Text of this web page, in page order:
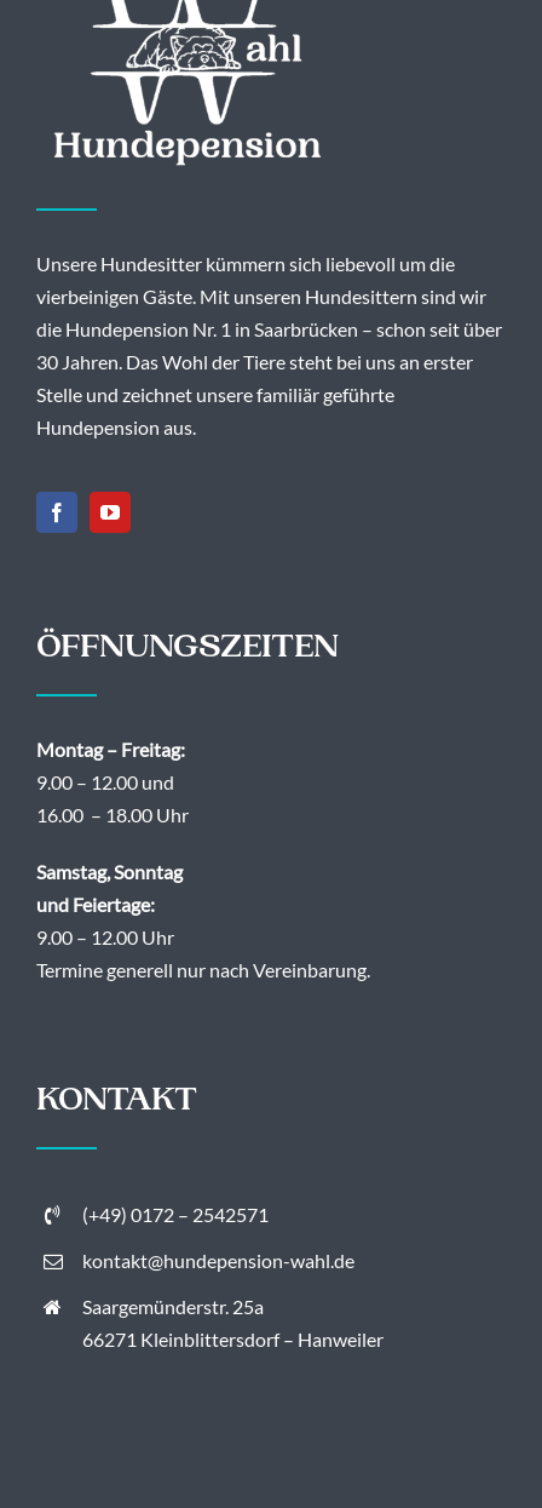
Unsere Hundesitter kümmern sich liebevoll um die
vierbeinigen Gäste. Mit unseren Hundesittern sind wir
die Hundepension Nr. 1 in Saarbrücken – schon seit über
30 Jahren. Das Wohl der Tiere steht bei uns an erster
Stelle und zeichnet unsere familiär geführte
Hundepension aus.
ÖFFNUNGSZEITEN
Montag – Freitag:
9.00 – 12.00 und
16.00 – 18.00 Uhr
Samstag, Sonntag
und Feiertage:
9.00 – 12.00 Uhr
Termine generell nur nach Vereinbarung.
KONTAKT
(+49) 0172 – 2542571
kontakt@hundepension-wahl.de
Saargemünderstr. 25a
66271 Kleinblittersdorf – Hanweiler